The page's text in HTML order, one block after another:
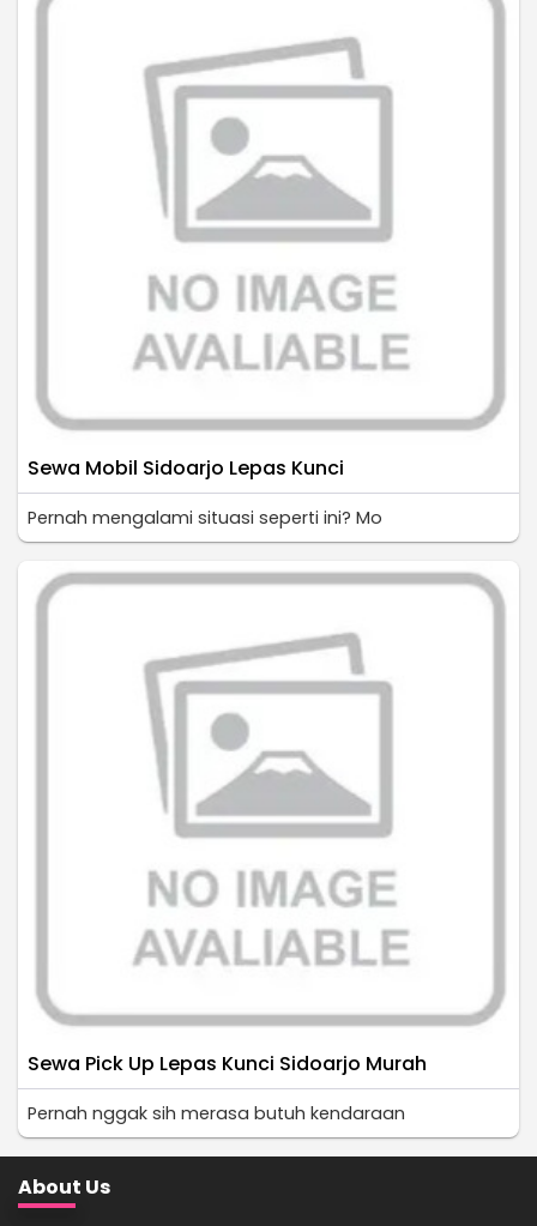
Sewa Mobil Sidoarjo Lepas Kunci
Pernah mengalami situasi seperti ini? Mo
Sewa Pick Up Lepas Kunci Sidoarjo Murah
Pernah nggak sih merasa butuh kendaraan
About Us